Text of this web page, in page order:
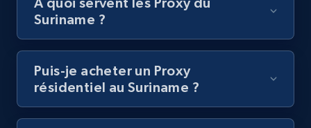
Suriname ?
Puis-je acheter un Proxy
résidentiel au Suriname ?